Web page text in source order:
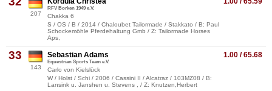
207
RFV Borken 1949 e.V.
Chakka 6
S / OS / B / 2014 / Chaloubet Tailormade / Stakkato / B: Paul
Schockemöhle Pferdehaltung Gmb / Z: Tailormade Horses
Aps,
33
143
1.00 / 65.68
Sebastian Adams
Equestrian Sports Team e.V.
Carlo von Kielslück
W / Holst / Schi / 2006 / Cassini II / Alcatraz / 103MZ08 / B:
Lansink u. Janshen u. Stevens , / Z: Knutzen,Herbert